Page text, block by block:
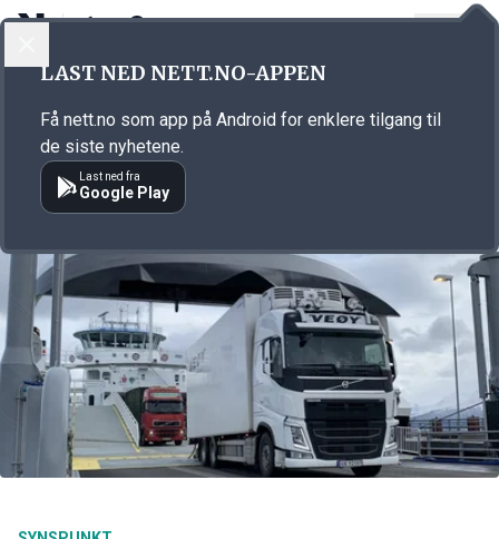
Annonsørinnhold
LAST NED NETT.NO-APPEN
Få nett.no som app på Android for enklere tilgang til
de siste nyhetene.
Last ned fra
Google Play